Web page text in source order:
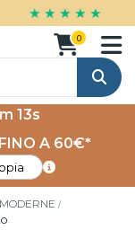
★ ★ ★ ★ ★
Cerca
0
13s
A 60€*